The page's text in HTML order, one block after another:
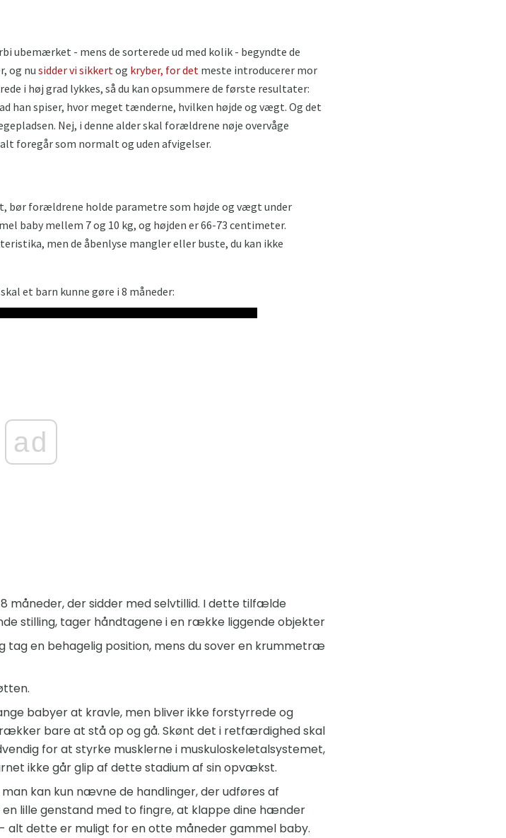
ubemærket - mens de sorterede ud med kolik - begyndte de
og nusidder vi sikkert og kryber, for det meste introducerer mor
i høj grad lykkes, så du kan opsummere de første resultater:
han spiser, hvor meget tænderne, hvilken højde og vægt. Og det
Nej, i denne alder skal forældrene nøje overvåge
foregår som normalt og uden afvigelser.
bør forældrene holde parametre som højde og vægt under
baby mellem 7 og 10 kg, og højden er 66-73 centimeter.
men de åbenlyse mangler eller buste, du kan ikke
et barn kunne gøre i 8 måneder:
ad
måneder, der sidder med selvtillid. I dette tilfælde
stilling, tager håndtagene i en række liggende objekter
en behagelig position, mens du sover en krummetræ
babyer at kravle, men bliver ikke forstyrrede og
bare at stå op og gå. Skønt det i retfærdighed skal
for at styrke musklerne i muskuloskeletalsystemet,
ikke går glip af dette stadium af sin opvækst.
kan kun nævne de handlinger, der udføres af
lille genstand med to fingre, at klappe dine hænder
alt dette er muligt for en otte måneder gammel baby.